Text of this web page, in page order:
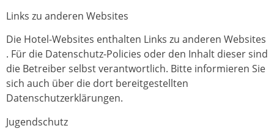
Links zu anderen Websites
Die Hotel-Websites enthalten Links zu anderen Websites
. Für die Datenschutz-Policies oder den Inhalt dieser sind
die Betreiber selbst verantwortlich. Bitte informieren Sie
sich auch über die dort bereitgestellten
Datenschutzerklärungen.
Jugendschutz